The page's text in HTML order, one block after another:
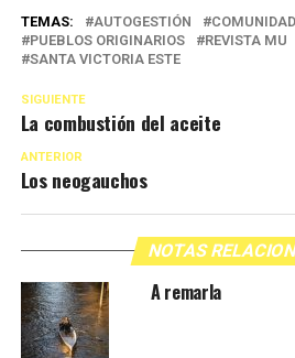
TEMAS: AUTOGESTIÓN
PUEBLOS ORIGINARIOS
REVISTA MU
SANTA VICTORIA ESTE
SIGUIENTE
La combustión del aceite
ANTERIOR
Los neogauchos
NOTAS
A remarla